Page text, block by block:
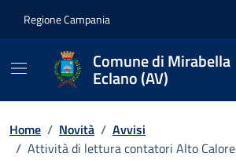
Regione Campania
Comune di Mirabella
Eclano (AV)
Home / Novità / Avvisi
/ Attività di lettura contatori Alto Calore